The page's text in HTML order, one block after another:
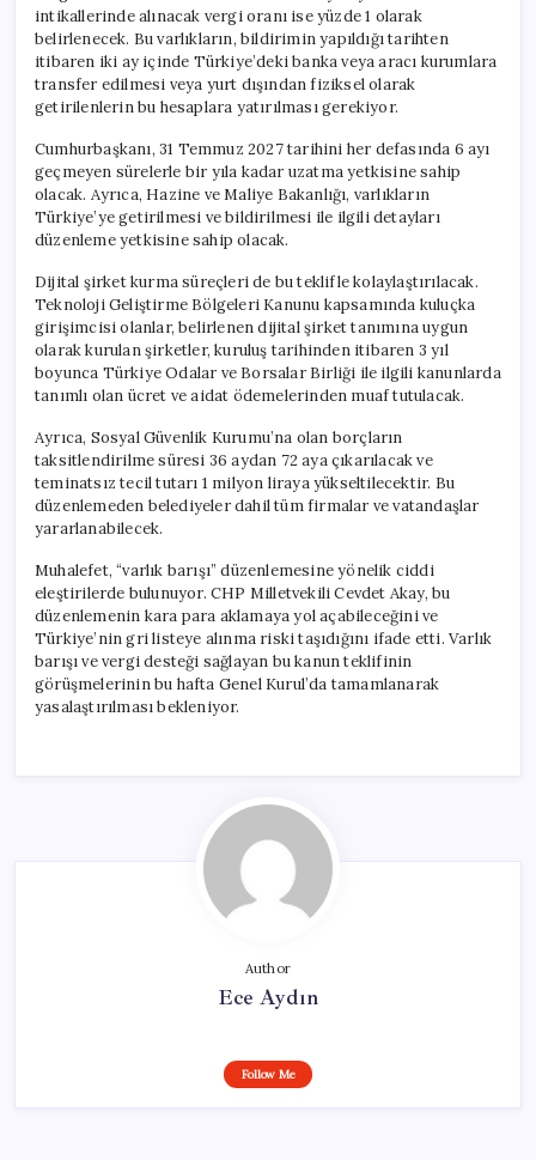
intikallerinde alınacak vergi oranı ise yüzde 1 olarak
belirlenecek. Bu varlıkların, bildirimin yapıldığı tarihten
itibaren iki ay içinde Türkiye’deki banka veya aracı kurumlara
transfer edilmesi veya yurt dışından fiziksel olarak
getirilenlerin bu hesaplara yatırılması gerekiyor.
Cumhurbaşkanı, 31 Temmuz 2027 tarihini her defasında 6 ayı
geçmeyen sürelerle bir yıla kadar uzatma yetkisine sahip
olacak. Ayrıca, Hazine ve Maliye Bakanlığı, varlıkların
Türkiye’ye getirilmesi ve bildirilmesi ile ilgili detayları
düzenleme yetkisine sahip olacak.
Dijital şirket kurma süreçleri de bu teklifle kolaylaştırılacak.
Teknoloji Geliştirme Bölgeleri Kanunu kapsamında kuluçka
girişimcisi olanlar, belirlenen dijital şirket tanımına uygun
olarak kurulan şirketler, kuruluş tarihinden itibaren 3 yıl
boyunca Türkiye Odalar ve Borsalar Birliği ile ilgili kanunlarda
tanımlı olan ücret ve aidat ödemelerinden muaf tutulacak.
Ayrıca, Sosyal Güvenlik Kurumu’na olan borçların
taksitlendirilme süresi 36 aydan 72 aya çıkarılacak ve
teminatsız tecil tutarı 1 milyon liraya yükseltilecektir. Bu
düzenlemeden belediyeler dahil tüm firmalar ve vatandaşlar
yararlanabilecek.
Muhalefet, “varlık barışı” düzenlemesine yönelik ciddi
eleştirilerde bulunuyor. CHP Milletvekili Cevdet Akay, bu
düzenlemenin kara para aklamaya yol açabileceğini ve
Türkiye’nin gri listeye alınma riski taşıdığını ifade etti. Varlık
barışı ve vergi desteği sağlayan bu kanun teklifinin
görüşmelerinin bu hafta Genel Kurul’da tamamlanarak
yasalaştırılması bekleniyor.
Author
Ece Aydın
Follow Me